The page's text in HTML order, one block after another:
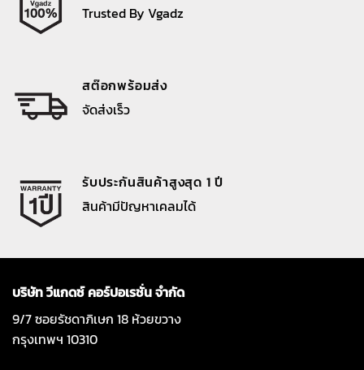
Trusted By Vgadz
สต๊อกพร้อมส่ง
จัดส่งเร็ว
รับประกันสินค้าสูงสุด 1 ปี
สินค้ามีปัญหาเคลมได้
บริษัท วีแกดซ์ คอร์ปอเรชั่น จำกัด
9/7 ซอยรัชดาภิเษก 18 ห้วยขวาง
กรุงเทพฯ 10310